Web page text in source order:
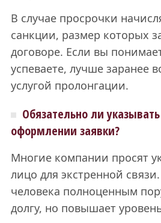
В случае просрочки
санкции, размер которых
договоре. Если вы
успеваете, лучше заранее
услугой пролонгации.
Обязательно ли
оформлении заявки?
Многие компании просят
лицо для экстренной
человека полноценным
долгу, но повышает